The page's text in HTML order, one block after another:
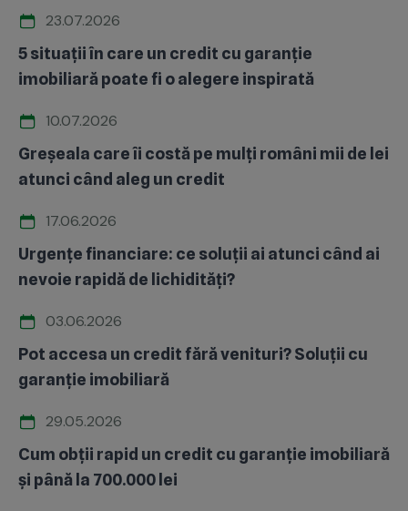
23.07.2026
5 situații în care un credit cu garanție
imobiliară poate fi o alegere inspirată
10.07.2026
Greșeala care îi costă pe mulți români mii de lei
atunci când aleg un credit
17.06.2026
Urgențe financiare: ce soluții ai atunci când ai
nevoie rapidă de lichidități?
03.06.2026
Pot accesa un credit fără venituri? Soluții cu
garanție imobiliară
29.05.2026
Cum obții rapid un credit cu garanție imobiliară
și până la 700.000 lei